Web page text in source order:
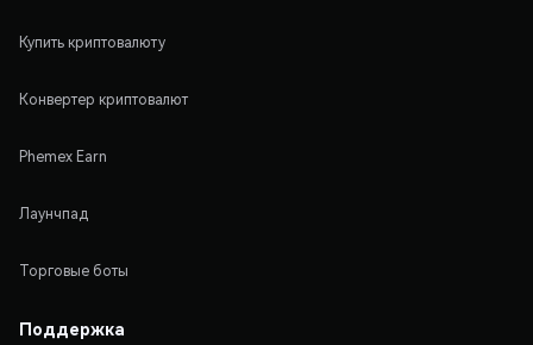
Купить криптовалюту
Конвертер криптовалют
Phemex Earn
Лаунчпад
Торговые боты
Поддержка